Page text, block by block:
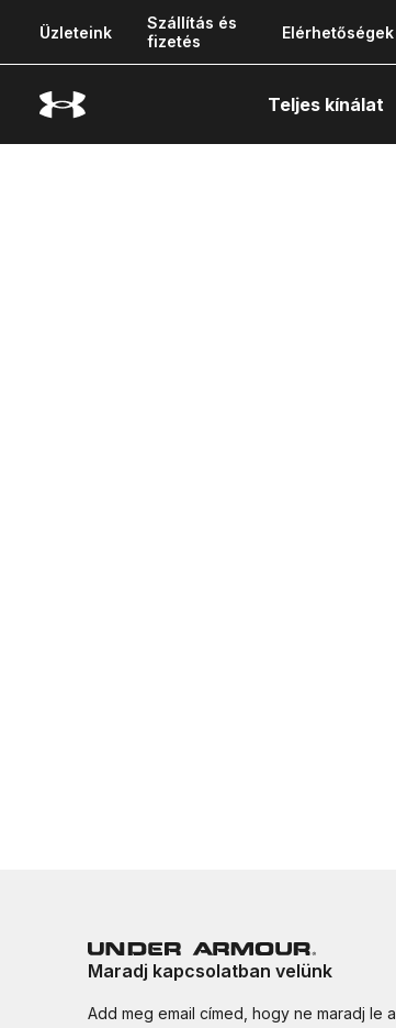
Üzleteink
Szállítás és
fizetés
Elérhetőségek
Teljes kínálat
Maradj kapcsolatban velünk
Add meg email címed, hogy ne maradj le